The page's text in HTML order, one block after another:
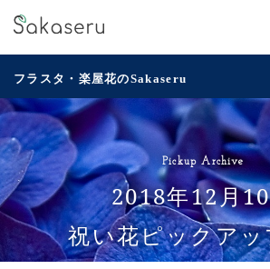
フラスタ・楽屋花のSakaseru
Pickup Archive
2018年12月
祝い花ピックア